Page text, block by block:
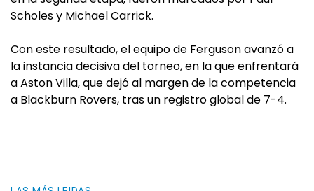
Scholes y Michael Carrick.
Con este resultado, el equipo de Ferguson avanzó a
la instancia decisiva del torneo, en la que enfrentará
a Aston Villa, que dejó al margen de la competencia
a Blackburn Rovers, tras un registro global de 7-4.